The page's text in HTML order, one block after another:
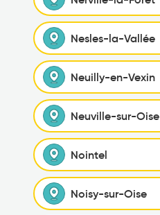
Nesles-la-Vallée
Neuilly-en-Vexin
Neuville-sur-Oise
Nointel
Noisy-sur-Oise